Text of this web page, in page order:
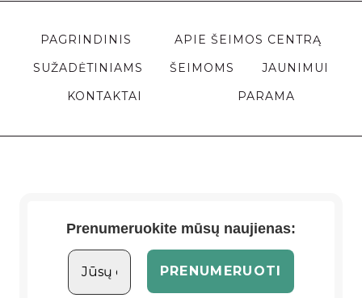
PAGRINDINIS
APIE ŠEIMOS CENTRĄ
SUŽADĖTINIAMS
ŠEIMOMS
JAUNIMUI
KONTAKTAI
PARAMA
Prenumeruokite mūsų naujienas: